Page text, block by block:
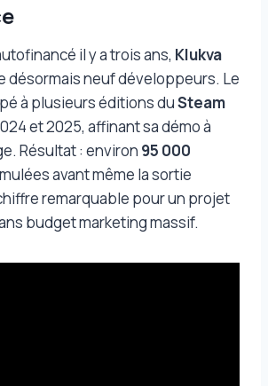
il y a trois ans, Klukva
désormais neuf développeurs. Le
à plusieurs éditions duSteam
et 2025, affinant sa démo à
Résultat : environ 95 000
avant même la sortie
remarquable pour un projet
budget marketing massif.